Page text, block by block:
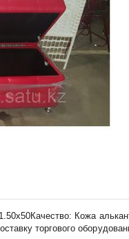
Кожа
торгового